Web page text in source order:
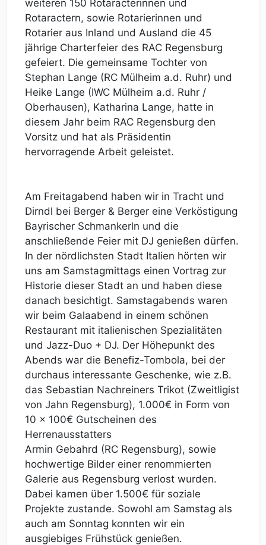
weiteren 150 Rotaracterinnen und
Rotaractern, sowie Rotarierinnen und
Rotarier aus Inland und Ausland die 45
jährige Charterfeier des RAC Regensburg
gefeiert. Die gemeinsame Tochter von
Stephan Lange (RC Mülheim a.d. Ruhr) und
Heike Lange (IWC Mülheim a.d. Ruhr /
Oberhausen), Katharina Lange, hatte in
diesem Jahr beim RAC Regensburg den
Vorsitz und hat als Präsidentin
hervorragende Arbeit geleistet.
Am Freitagabend haben wir in Tracht und
Dirndl bei Berger & Berger eine Verköstigung
Bayrischer Schmankerln und die
anschließende Feier mit DJ genießen dürfen.
In der nördlichsten Stadt Italien hörten wir
uns am Samstagmittags einen Vortrag zur
Historie dieser Stadt an und haben diese
danach besichtigt. Samstagabends waren
wir beim Galaabend in einem schönen
Restaurant mit italienischen Spezialitäten
und Jazz-Duo + DJ. Der Höhepunkt des
Abends war die Benefiz-Tombola, bei der
durchaus interessante Geschenke, wie z.B.
das Sebastian Nachreiners Trikot (Zweitligist
von Jahn Regensburg), 1.000€ in Form von
10 x 100€ Gutscheinen des
Herrenausstatters
Armin Gebahrd (RC Regensburg), sowie
hochwertige Bilder einer renommierten
Galerie aus Regensburg verlost wurden.
Dabei kamen über 1.500€ für soziale
Projekte zustande. Sowohl am Samstag als
auch am Sonntag konnten wir ein
ausgiebiges Frühstück genießen.